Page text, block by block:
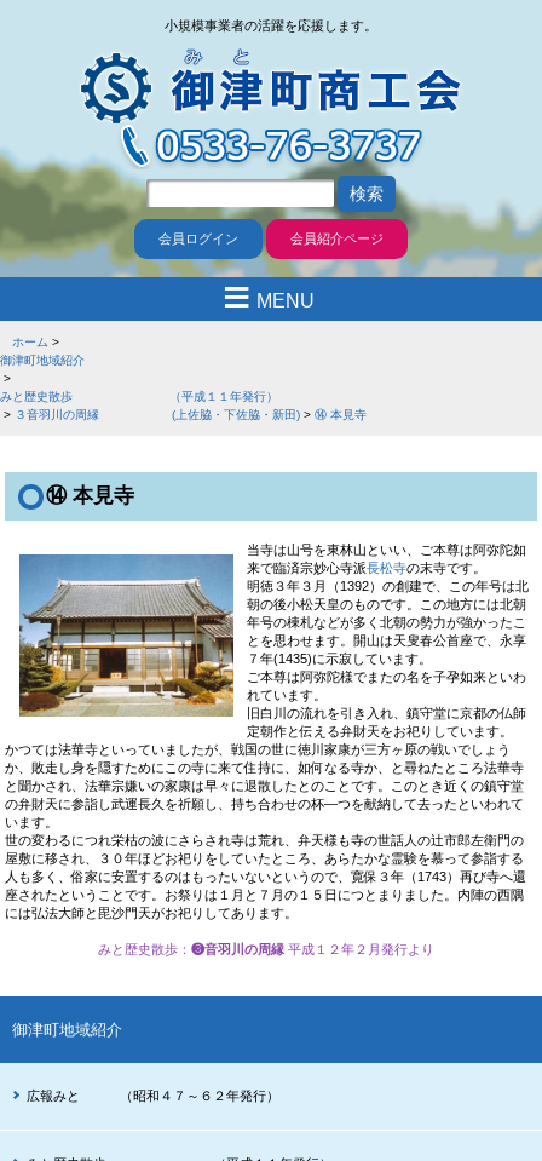
小規模事業者の活躍を応援します。
会員ログイン 会員紹介ページ
≡ MENU
ホーム
御津町地域紹介
みと歴史散歩 （平成１１年発行）
３音羽川の周縁 (上佐脇・下佐脇・新田)
⑭ 本見寺
⑭ 本見寺
当寺は山号を東林山といい、ご本尊は阿弥陀如
来で臨済宗妙心寺派長松寺の末寺です。
明徳３年３月（1392）の創建で、この年号は北
朝の後小松天皇のものです。この地方には北朝
年号の棟札などが多く北朝の勢力が強かったこ
とを思わせます。開山は天叟春公首座で、永享
７年(1435)に示寂しています。
ご本尊は阿弥陀様でまたの名を子孕如来といわ
れています。
旧白川の流れを引き入れ、鎮守堂に京都の仏師
定朝作と伝える弁財天をお祀りしています。
かつては法華寺といっていましたが、戦国の世に徳川家康が三方ヶ原の戦いでしょう
か、敗走し身を隠すためにこの寺に来て住持に、如何なる寺か、と尋ねたところ法華寺
と聞かされ、法華宗嫌いの家康は早々に退散したとのことです。このとき近くの鎮守堂
の弁財天に参詣し武運長久を祈願し、持ち合わせの杯―つを献納して去ったといわれて
います。
世の変わるにつれ栄枯の波にさらされ寺は荒れ、弁天様も寺の世話人の辻市郎左衛門の
屋敷に移され、３０年ほどお祀りをしていたところ、あらたかな霊験を慕って参詣する
人も多く、俗家に安置するのはもったいないというので、寛保３年（1743）再び寺へ還
座されたということです。お祭りは１月と７月の１５日につとまりました。内陣の西隅
には弘法大師と毘沙門天がお祀りしてあります。
みと歴史散歩 ：❸音羽川の周縁 平成１２年２月発行より
御津町地域紹介
広報みと （昭和４７～６２年発行）